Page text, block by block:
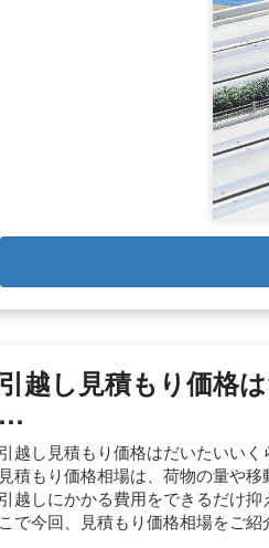
引越し見積もり価格
…
引越し見積もり価格はだいたいい
見積もり価格相場は、荷物の量や
引越しにかかる費用をできるだけ
こで今回、見積もり価格相場をご